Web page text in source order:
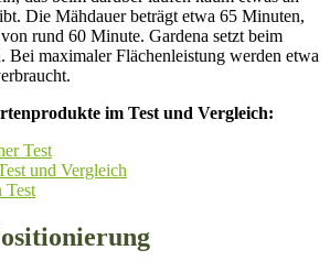
Die Mähdauer beträgt etwa 65 Minuten,
rund 60 Minute. Gardena setzt beim
maximaler Flächenleistung werden etwa
im Test und Vergleich:
Test
und Vergleich
Test